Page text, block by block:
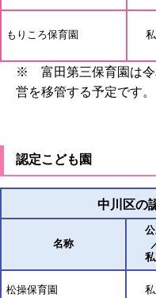
もりころ保育園
※ 富田第三保育園は令
営を移管する予定です。
認定こども園
中川区の
名称
松操保育園